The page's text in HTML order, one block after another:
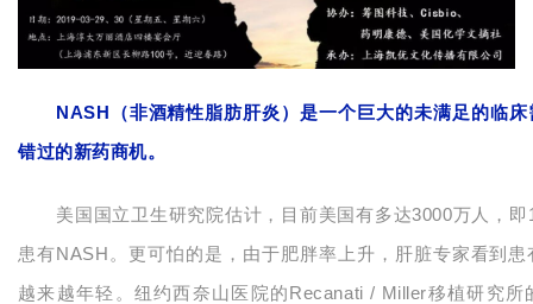
NASH（非酒精性脂肪肝炎）是一个巨大的未满足的临
错过的新药商机。
美国国立卫生研究院估计，目前美国有多达3000万人，
患有NASH。更可怕的是，由于肥胖率上升，肝脏专家看到
越来越年轻。纽约西奈山医院的Recanati / Miller移植研究所